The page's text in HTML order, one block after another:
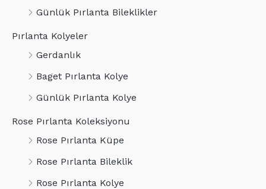
Günlük Pırlanta Bileklikler
Pırlanta Kolyeler
Gerdanlık
Baget Pırlanta Kolye
Günlük Pırlanta Kolye
Rose Pırlanta Koleksiyonu
Rose Pırlanta Küpe
Rose Pırlanta Bileklik
Rose Pırlanta Kolye